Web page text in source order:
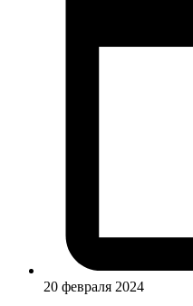
20 февраля 2024